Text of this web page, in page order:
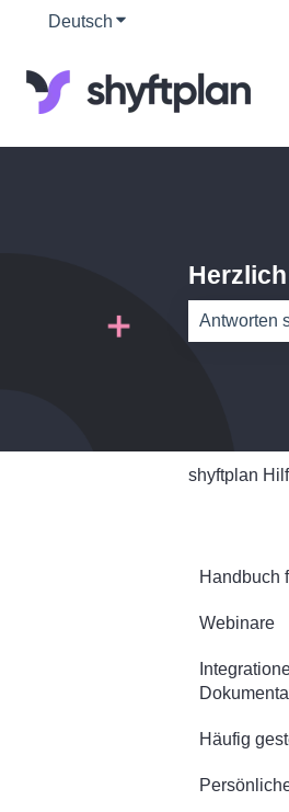
Deutsch Untermenü für
shyftplan
Handbuch
Desktop
Mobile
Webinare
Häufig
Für